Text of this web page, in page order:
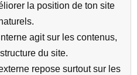
la position de ton site
agit sur les contenus,
du site.
repose surtout sur les